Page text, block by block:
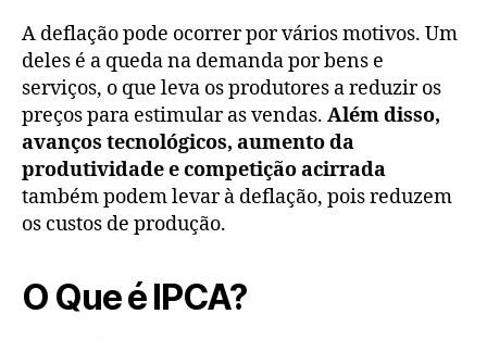
A deflação pode ocorrer por vários motivos. Um
deles é a queda na demanda por bens e
serviços, o que leva os produtores a reduzir os
preços para estimular as vendas. Além disso,
avanços tecnológicos, aumento da
produtividade e competição acirrada
também podem levar à deflação, pois reduzem
os custos de produção.
O Que é IPCA?